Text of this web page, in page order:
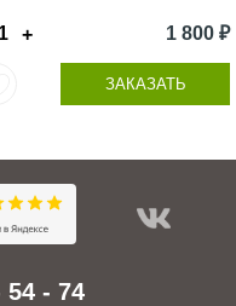
+ 1 800 ₽
ЗАКАЗАТЬ
54 - 74